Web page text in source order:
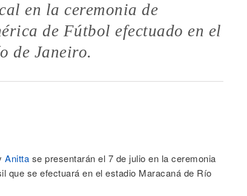
en la ceremonia de
de Fútbol efectuado en el
de Janeiro.
Anitta se presentarán el 7 de julio en la ceremonia
que se efectuará en el estadio Maracaná de Río